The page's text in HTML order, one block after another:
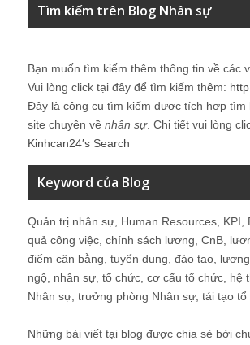
Tìm kiếm trên Blog Nhân sự
Bạn muốn tìm kiếm thêm thông tin về các
Vui lòng click tại đây để tìm kiếm thêm:
Đây là công cụ tìm kiếm được tích hợp tìm
site chuyên về nhân sự. Chi tiết vui lòng
Kinhcan24′s Search
Keyword của Blog
Quản trị nhân sự, Human Resources, KPI,
quả công việc, chính sách lương, CnB,
điểm cân bằng, tuyển dụng, đào tạo,
ngộ, nhân sự, tổ chức, cơ cấu tổ chức, hệ
Nhân sự, trưởng phòng Nhân sự, tái tạo tổ
Những bài viết tại blog được chia sẻ bởi